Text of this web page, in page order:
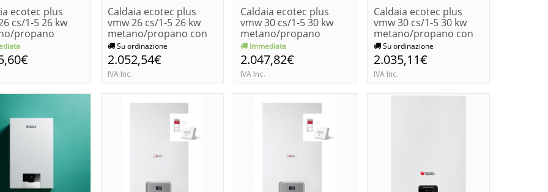
ecotec plus
cs/1-5 26 kw
propano
Caldaia ecotec plus
vmw 26 cs/1-5 26 kw
metano/propano con
sistem...
Su ordinazione
2.052,54€
IVA Inc.
Caldaia ecotec plus
vmw 30 cs/1-5 30 kw
metano/propano
Immediata
2.047,82€
IVA Inc.
Caldaia ecotec plus
vmw 30 cs/1-5 30 kw
metano/propano con
sistem...
Su ordinazione
2.035,11€
IVA Inc.